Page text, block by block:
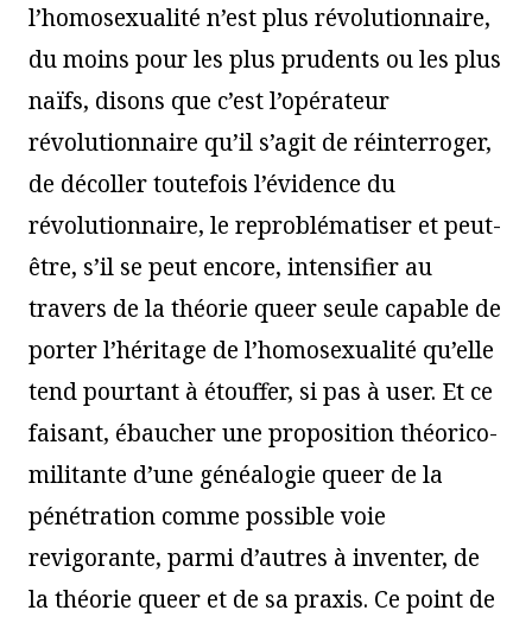
l’homosexualité n’est plus révolutionnaire,
du moins pour les plus prudents ou les plus
naïfs, disons que c’est l’opérateur
révolutionnaire qu’il s’agit de réinterroger,
de décoller toutefois l’évidence du
révolutionnaire, le reproblématiser et peut-
être, s’il se peut encore, intensifier au
travers de la théorie queer seule capable de
porter l’héritage de l’homosexualité qu’elle
tend pourtant à étouffer, si pas à user. Et ce
faisant, ébaucher une proposition théorico-
militante d’une généalogie queer de la
pénétration comme possible voie
revigorante, parmi d’autres à inventer, de
la théorie queer et de sa praxis. Ce point de